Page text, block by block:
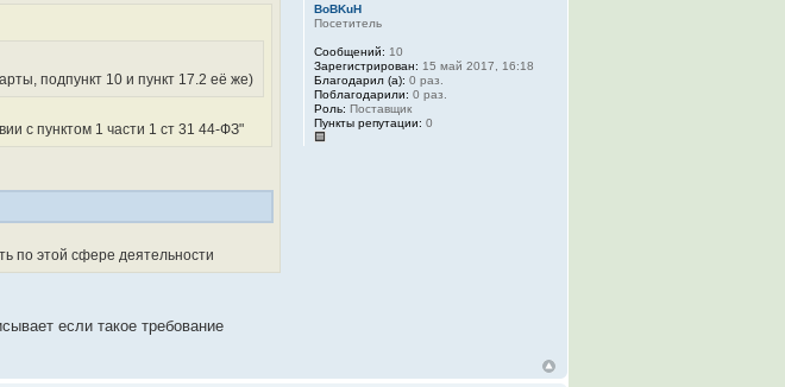
подпункт 10 и пункт 17.2 её же)
с пунктом 1 части 1 ст 31 44-ФЗ"
по этой сфере деятельности
если такое требование
BoBKuH
Посетитель
Сообщений: 10
Зарегистрирован: 15 май 2017, 16:18
Благодарил (а): 0 раз.
Поблагодарили: 0 раз.
Роль: Поставщик
Пункты репутации: 0